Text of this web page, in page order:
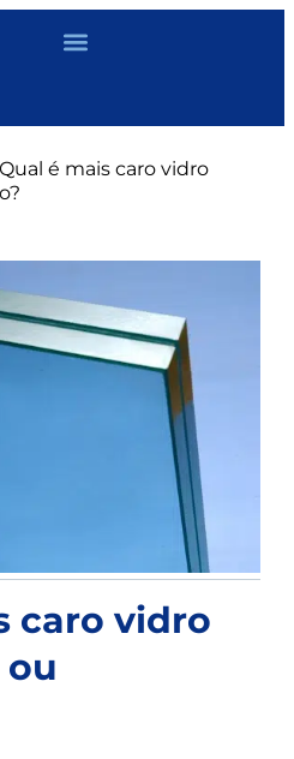
Qual é mais caro vidro
caro vidro